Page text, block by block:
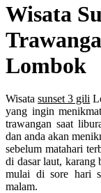
Wisata
Lombok
Wisatasunset 3 gili
yang ingin
trawangan saat
dan anda akan
sebelum matahari
di dasar laut, karang
mulai di sore hari
malam.